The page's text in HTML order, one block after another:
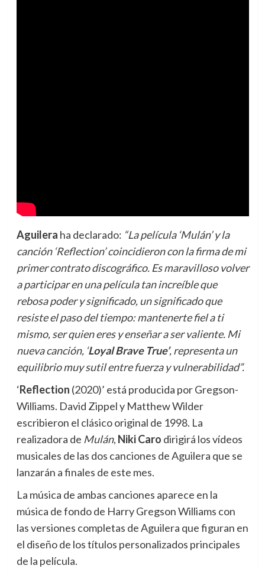
Aguilera ha declarado: “La película ‘Mulán’ y la
canción ‘Reflection’ coincidieron con la firma de mi
primer contrato discográfico. Es maravilloso volver
a participar en una película tan increíble que
rebosa poder y significado, un significado que
resiste el paso del tiempo: mantenerte fiel a ti
mismo, ser quien eres y enseñar a ser valiente. Mi
nueva canción, ‘Loyal Brave True’, representa un
equilibrio muy sutil entre fuerza y vulnerabilidad”.
‘Reflection (2020)’ está producida por Gregson-
Williams. David Zippel y Matthew Wilder
escribieron el clásico original de 1998. La
realizadora de Mulán, Niki Caro dirigirá los vídeos
musicales de las dos canciones de Aguilera que se
lanzarán a finales de este mes.
La música de ambas canciones aparece en la
música de fondo de Harry Gregson Williams con
las versiones completas de Aguilera que figuran en
el diseño de los títulos personalizados principales
de la película.